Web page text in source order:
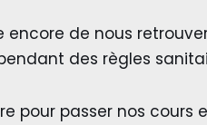
de nous
des règles
pour passer nos cours